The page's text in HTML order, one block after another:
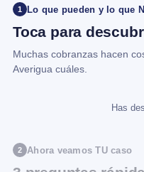
1 Lo que pueden y lo que
Toca para
Muchas cobranzas hacen
Averigua cuáles.
Has
2 Ahora veamos TU caso